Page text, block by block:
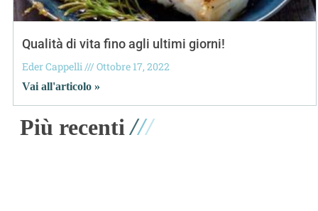
Qualità di vita fino agli ultimi giorni!
Eder Cappelli Ottobre 17, 2022
Vai all'articolo »
Più recenti///